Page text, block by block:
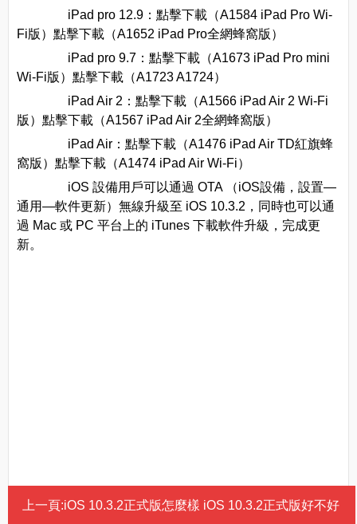
iPad pro 12.9：點擊下載（A1584 iPad Pro Wi-
Fi版）點擊下載（A1652 iPad Pro全網蜂窩版）
iPad pro 9.7：點擊下載（A1673 iPad Pro mini
Wi-Fi版）點擊下載（A1723 A1724）
iPad Air 2：點擊下載（A1566 iPad Air 2 Wi-Fi
版）點擊下載（A1567 iPad Air 2全網蜂窩版）
iPad Air：點擊下載（A1476 iPad Air TD紅旗蜂
窩版）點擊下載（A1474 iPad Air Wi-Fi）
iOS 設備用戶可以通過 OTA （iOS設備，設置—
通用—軟件更新）無線升級至 iOS 10.3.2，同時也可以通
過 Mac 或 PC 平台上的 iTunes 下載軟件升級，完成更
新。
上一頁:iOS 10.3.2正式版怎麼樣 iOS 10.3.2正式版好不好